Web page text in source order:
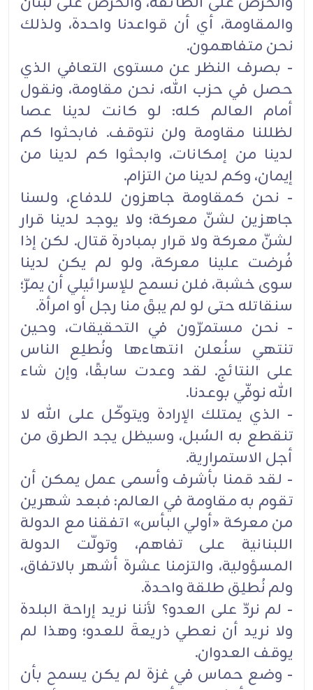
والمقاومة، أي أن قواعدنا واحدة، ولذلك
نحن متفاهمون.
- بصرف النظر عن مستوى التعافي الذي
حصل في حزب الله، نحن مقاومة، ونقول
أمام العالم كله: لو كانت لدينا عصا
لظللنا مقاومة ولن نتوقف. فابحثوا كم
لدينا من إمكانات، وابحثوا كم لدينا من
إيمان، وكم لدينا من التزام.
- نحن كمقاومة جاهزون للدفاع، ولسنا
جاهزين لشنّ معركة؛ ولا يوجد لدينا قرار
لشنّ معركة ولا قرار بمبادرة قتال. لكن إذا
فُرضت علينا معركة، ولو لم يكن لدينا
سوى خشبة، فلن نسمح للإسرائيلي أن يمرّ؛
سنقاتله حتى لو لم يبقَ منا رجل أو امرأة.
- نحن مستمرّون في التحقيقات، وحين
تنتهي سنُعلن انتهاءها ونُطلِع الناس
على النتائج. لقد وعدت سابقًا، وإن شاء
الله نوفّي بوعدنا.
- الذي يمتلك الإرادة ويتوكّل على الله لا
تنقطع به السُبل، وسيظل يجد الطرق من
أجل الاستمرارية.
- لقد قمنا بأشرف وأسمى عمل يمكن أن
تقوم به مقاومة في العالم: فبعد شهرين
من معركة «أولي البأس» اتفقنا مع الدولة
اللبنانية على تفاهم، وتولّت الدولة
المسؤولية، والتزمنا عشرة أشهر بالاتفاق،
ولم نُطلِق طلقة واحدة.
- لم نردّ على العدو؟ لأننا نريد إراحة البلدة
ولا نريد أن نعطي ذريعةَ للعدو؛ وهذا لم
يوقف العدوان.
- وضع حماس في غزة لم يكن يسمح بأن